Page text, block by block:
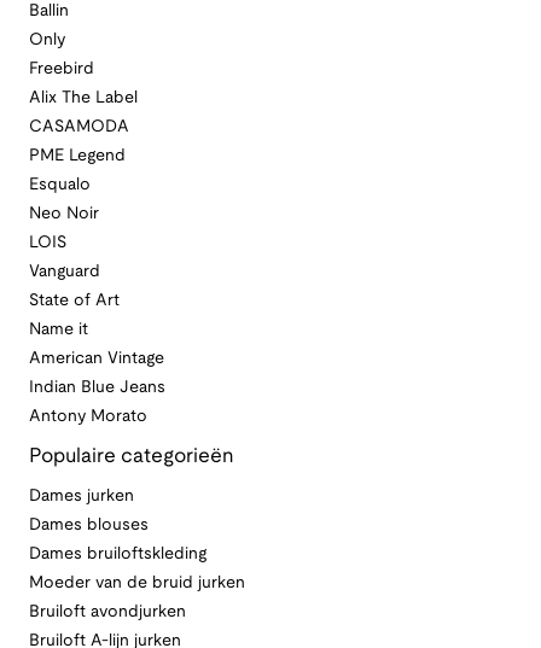
Ballin
Only
Freebird
Alix The Label
CASAMODA
PME Legend
Esqualo
Neo Noir
LOIS
Vanguard
State of Art
Name it
American Vintage
Indian Blue Jeans
Antony Morato
Populaire categorieën
Dames jurken
Dames blouses
Dames bruiloftskleding
Moeder van de bruid jurken
Bruiloft avondjurken
Bruiloft A-lijn jurken